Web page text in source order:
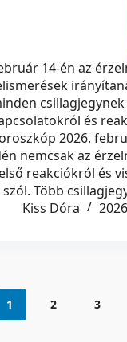
14-én az
és
2026.
nemcsak az
reakciókról és
szól. Több
Kiss Dóra
1 2 3